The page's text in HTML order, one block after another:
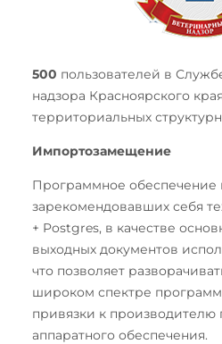
500 пользователей в
надзора Красноярского
территориальных
Импортозамещение
Программное обеспечение
зарекомендовавших себя
+ Postgres, в качестве
выходных документов
что позволяет
широком спектре
привязки к производителю
аппаратного обеспечения.